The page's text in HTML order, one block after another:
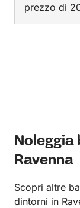
prezzo di
Noleggia
Ravenna
Scopri altre
dintorni in